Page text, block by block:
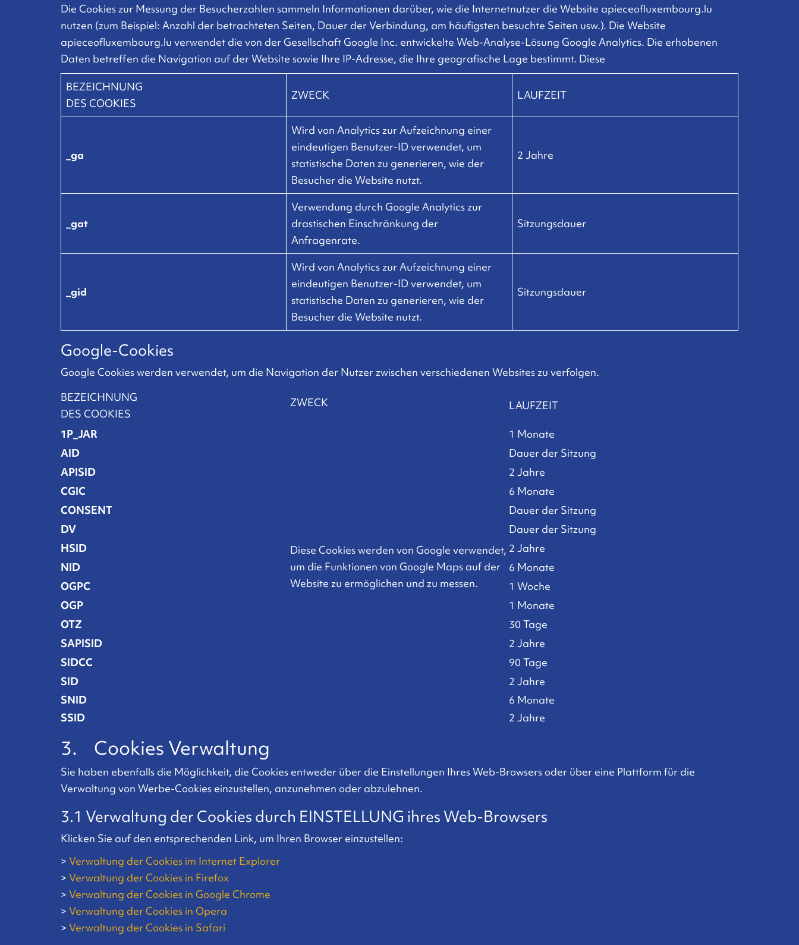
Die Cookies zur Messung der Besucherzahlen sammeln Informationen darüber, wie die Internetnutzer die Website apieceofluxembourg.lu
nutzen (zum Beispiel: Anzahl der betrachteten Seiten, Dauer der Verbindung, am häufigsten besuchte Seiten usw.). Die Website
apieceofluxembourg.lu verwendet die von der Gesellschaft Google Inc. entwickelte Web-Analyse-Lösung Google Analytics. Die erhobenen
Daten betreffen die Navigation auf der Website sowie Ihre IP-Adresse, die Ihre geografische Lage bestimmt. Diese
BEZEICHNUNG
DES COOKIES
ZWECK LAUFZEIT
_ga
Wird von Analytics zur Aufzeichnung einer
eindeutigen Benutzer-ID verwendet, um
statistische Daten zu generieren, wie der
Besucher die Website nutzt.
2 Jahre
_gat
Verwendung durch Google Analytics zur
drastischen Einschränkung der
Anfragenrate.
Sitzungsdauer
_gid
Wird von Analytics zur Aufzeichnung einer
eindeutigen Benutzer-ID verwendet, um
statistische Daten zu generieren, wie der
Besucher die Website nutzt.
Sitzungsdauer
Google-Cookies
Google Cookies werden verwendet, um die Navigation der Nutzer zwischen verschiedenen Websites zu verfolgen.
BEZEICHNUNG
DES COOKIES
ZWECK LAUFZEIT
1P_JAR
Diese Cookies werden von Google verwendet,
um die Funktionen von Google Maps auf der
Website zu ermöglichen und zu messen.
1 Monate
AID
Dauer der Sitzung
APISID
2 Jahre
CGIC
6 Monate
CONSENT
Dauer der Sitzung
DV
Dauer der Sitzung
HSID
2 Jahre
NID
6 Monate
OGPC
1 Woche
OGP
1 Monate
OTZ
30 Tage
SAPISID
2 Jahre
SIDCC
90 Tage
SID
2 Jahre
SNID
6 Monate
SSID
2 Jahre
3. Cookies Verwaltung
Sie haben ebenfalls die Möglichkeit, die Cookies entweder über die Einstellungen Ihres Web-Browsers oder über eine Plattform für die
Verwaltung von Werbe-Cookies einzustellen, anzunehmen oder abzulehnen.
3.1 Verwaltung der Cookies durch EINSTELLUNG ihres Web-Browsers
Klicken Sie auf den entsprechenden Link, um Ihren Browser einzustellen:
> Verwaltung der Cookies im Internet Explorer
> Verwaltung der Cookies in Firefox
> Verwaltung der Cookies in Google Chrome
> Verwaltung der Cookies in Opera
> Verwaltung der Cookies in Safari